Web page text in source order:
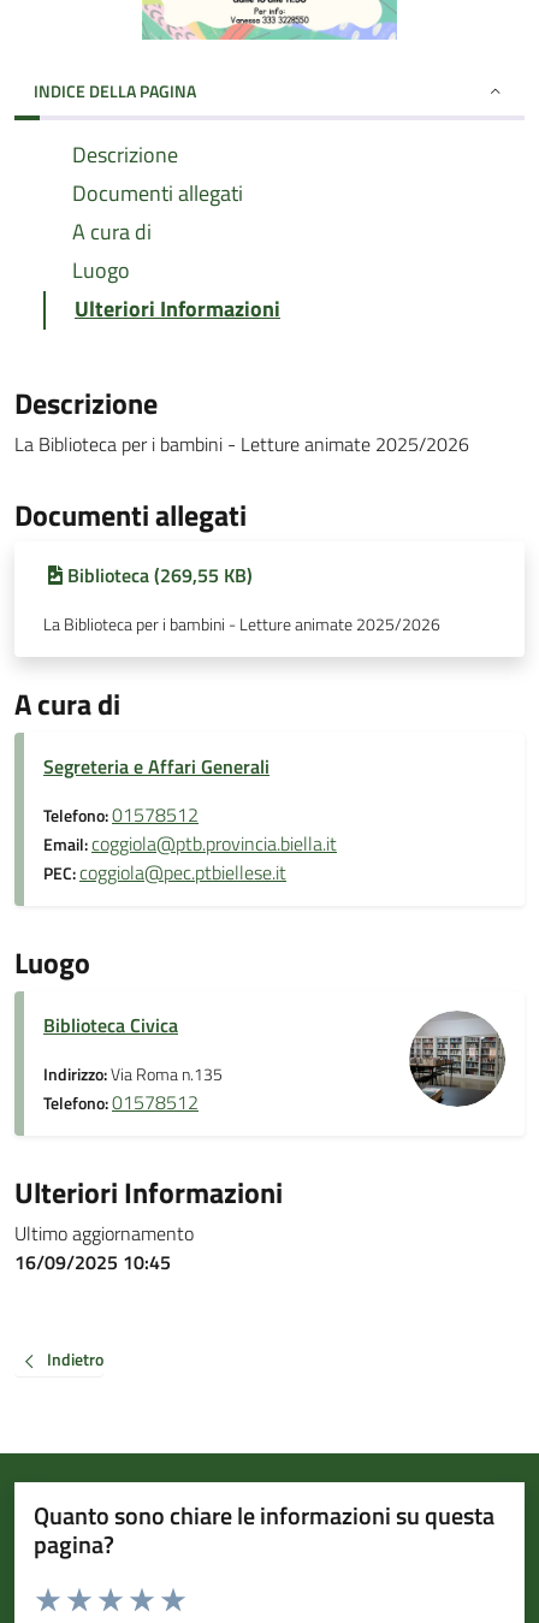
INDICE DELLA PAGINA
Descrizione
Documenti allegati
A cura di
Luogo
Ulteriori Informazioni
Descrizione
La Biblioteca per i bambini - Letture animate 2025/2026
Documenti allegati
Biblioteca (269,55 KB)
La Biblioteca per i bambini - Letture animate 2025/2026
A cura di
Segreteria e Affari Generali
Telefono:01578512
Email:coggiola@ptb.provincia.biella.it
PEC:coggiola@pec.ptbiellese.it
Luogo
Biblioteca Civica
Indirizzo:Via Roma n.135
Telefono:01578512
Ulteriori Informazioni
Ultimo aggiornamento
16/09/2025 10:45
Indietro
Quanto sono chiare le informazioni su questa
pagina?
Valuta da 1 a 5 stelle la pagina